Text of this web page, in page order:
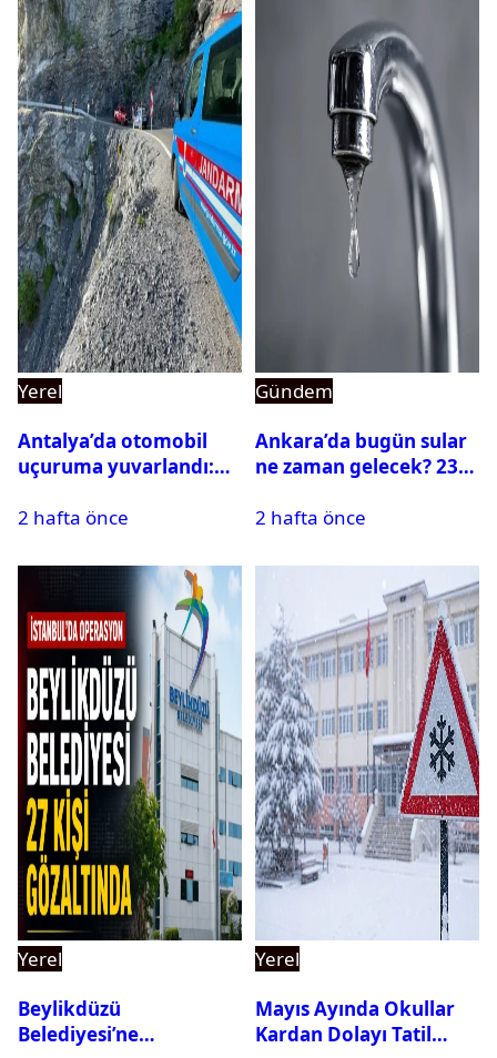
Yerel
Antalya’da otomobil
uçuruma yuvarlandı:
var
2 hafta önce
Gündem
Ankara’da bugün sular
ne zaman gelecek? 23
su kesintisi sorgulama
2 hafta önce
Yerel
Beylikdüzü
Belediyesi’ne
Yerel
Mayıs Ayında Okullar
Kardan Dolayı Tatil